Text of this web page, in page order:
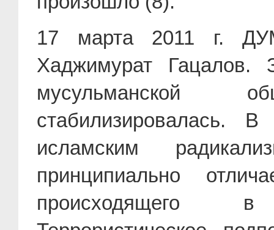
17 марта 2011 г.
Хаджимурат Гацалов.
мусульманской
стабилизировалась.
исламским
принципиально
происходящего